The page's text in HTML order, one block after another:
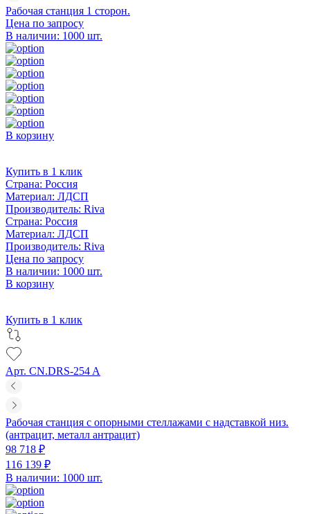
Рабочая станция 1 сторон.
Цена по запросу
В наличии: 1000 шт.
В корзину
Купить в 1 клик
Страна: Россия
Материал: ЛДСП
Производитель: Riva
Страна: Россия
Материал: ЛДСП
Производитель: Riva
Цена по запросу
В наличии: 1000 шт.
В корзину
Купить в 1 клик
Арт. CN.DRS-254 A
Рабочая станция с опорными стеллажами с надставкой низ.
(антрацит, металл антрацит)
98 718 ₽
116 139 ₽
В наличии: 1000 шт.